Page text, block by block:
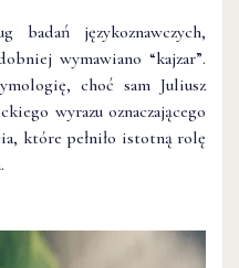
badań językoznawczych,
wymawiano “kajzar”.
choć sam Juliusz
wyrazu oznaczającego
które pełniło istotną rolę